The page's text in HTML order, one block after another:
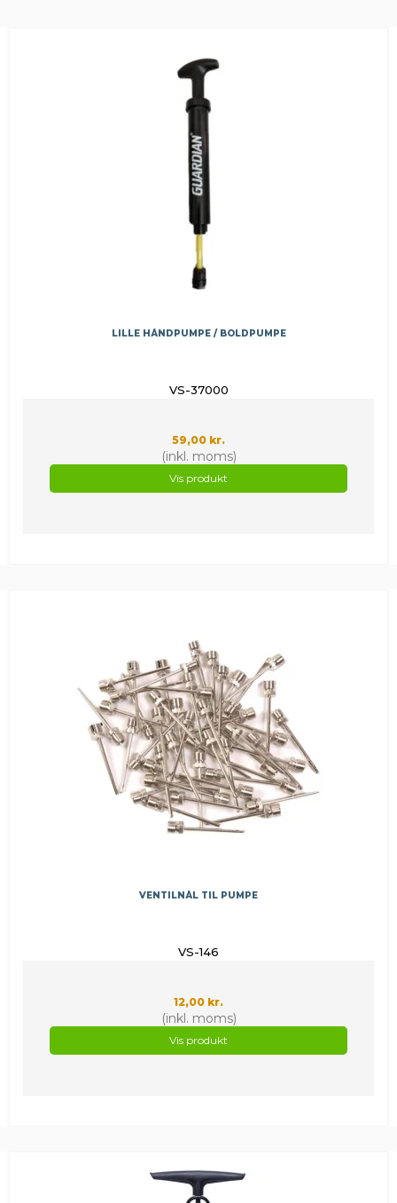
LILLE HÅNDPUMPE / BOLDPUMPE
VS-37000
59,00 kr.
(inkl. moms)
Vis produkt
VENTILNÅL TIL PUMPE
VS-146
12,00 kr.
(inkl. moms)
Vis produkt